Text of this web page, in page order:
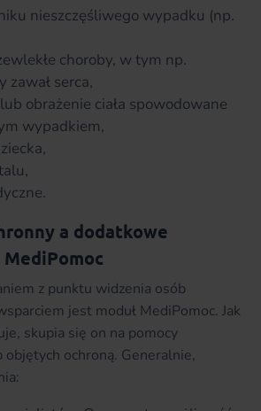
nieszczęśliwego wypadku (np.
choroby, w tym np.
zawał serca,
obrażenie ciała spowodowane
wypadkiem,
a dodatkowe
z punktu widzenia osób
jest moduł MediPomoc. Jak
skupia się on na pomocy
objętych ochroną. Generalnie,